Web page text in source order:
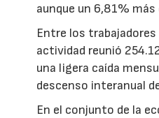
aunque un 6,81% más
Entre los
actividad reunió
una ligera caída
descenso interanual
En el conjunto de la